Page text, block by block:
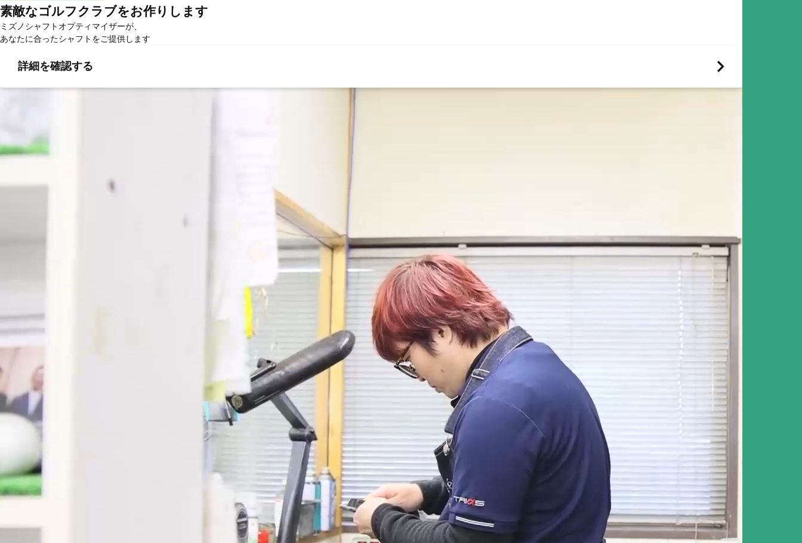
素敵なゴルフクラブをお作りします
ミズノシャフトオプティマイザーが、
あなたに合ったシャフトをご提供します
詳細を確認する